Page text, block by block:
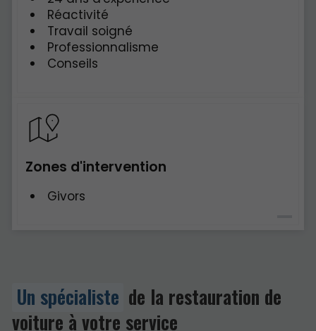
Réactivité
Travail soigné
Professionnalisme
Conseils
Zones d'intervention
Givors
Un spécialiste de la restauration de
voiture à votre service